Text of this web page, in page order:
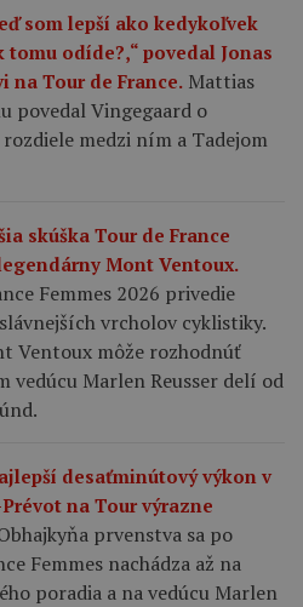
som lepší ako kedykoľvek
odíde?,“ povedal Jonas
na Tour de France. Mattias
povedal Vingegaard o
medzi ním a Tadejom
skúška Tour de France
Mont Ventoux.
Femmes 2026 privedie
vrcholov cyklistiky.
Ventoux môže rozhodnúť
vedúcu Marlen Reusser delí od
desaťminútový výkon v
na Tour výrazne
prvenstva sa po
Femmes nachádza až na
poradia a na vedúcu Marlen